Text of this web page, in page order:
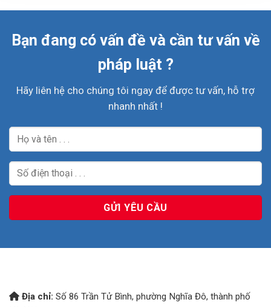
Bạn đang có vấn đề và cần tư vấn về
pháp luật ?
Hãy liên hệ cho chúng tôi ngay để được tư vấn, hỗ trợ
nhanh nhất !
Địa chỉ: Số 86 Trần Tử Bình, phường Nghĩa Đô, thành phố